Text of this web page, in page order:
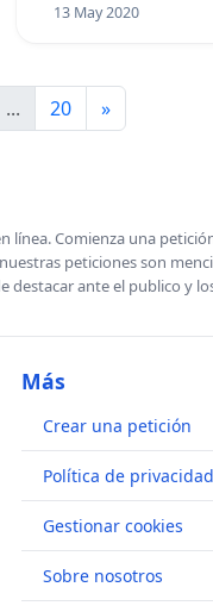
13 May 2020
... 20 »
Comienza una
peticiones son
destacar ante el publico y
Más
Crear una petición
Política de privacidad
Gestionar cookies
Sobre nosotros